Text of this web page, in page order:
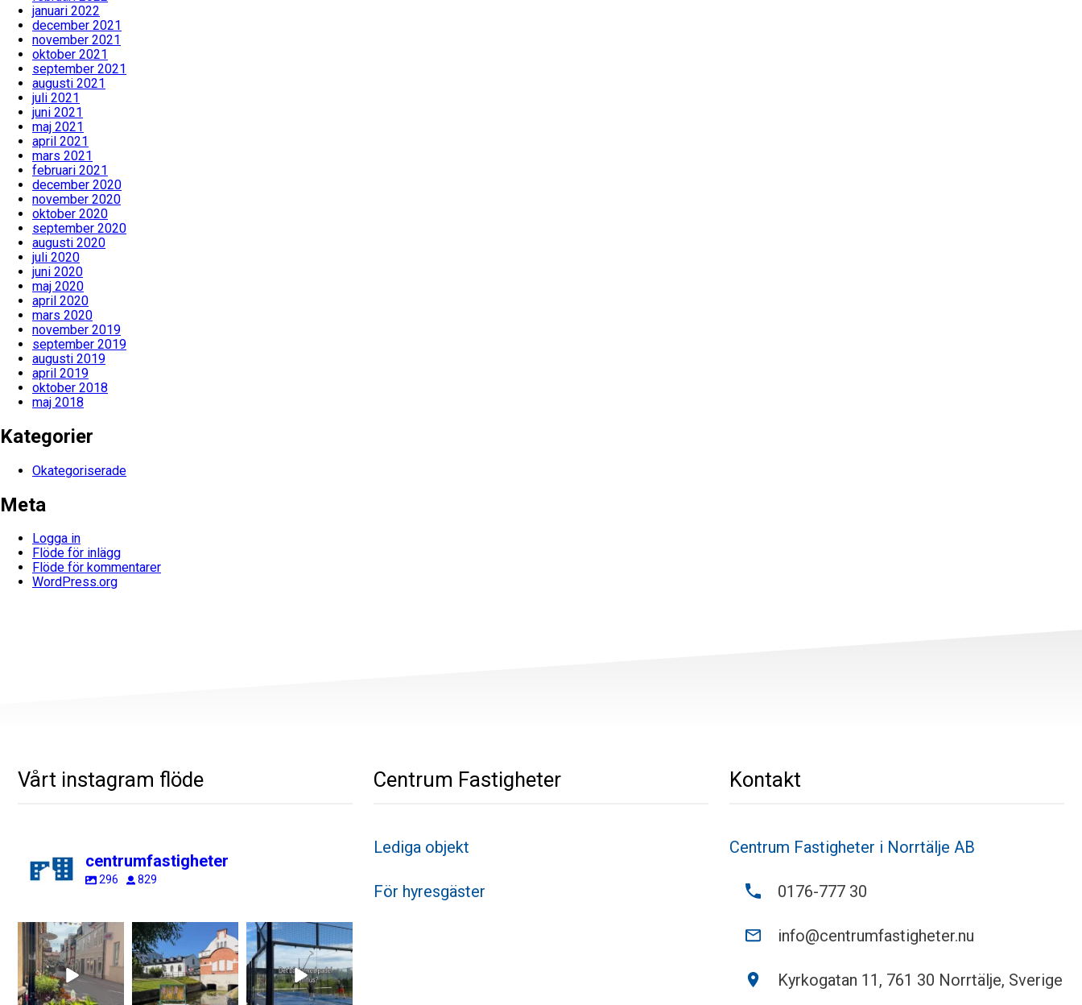
januari 2022
december 2021
november 2021
oktober 2021
september 2021
augusti 2021
juli 2021
juni 2021
maj 2021
april 2021
mars 2021
februari 2021
december 2020
november 2020
oktober 2020
september 2020
augusti 2020
juli 2020
juni 2020
maj 2020
april 2020
mars 2020
november 2019
september 2019
augusti 2019
april 2019
oktober 2018
maj 2018
Kategorier
Okategoriserade
Meta
Logga in
Flöde för inlägg
Flöde för kommentarer
WordPress.org
Vårt instagram flöde
centrumfastigheter
296 829
centrumfastigheter
Jul 31
centrumfastigheter
Jul 28 Jul 24
Centrum Fastigheter
Lediga objekt
För hyresgäster
Kontakt
Centrum Fastigheter i Norrtälje AB
0176-777 30
info@centrumfastigheter.nu
Kyrkogatan 11, 761 30 Norrtälje, Sverige